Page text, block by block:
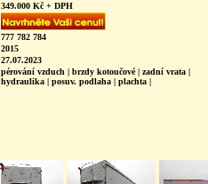
349.000 Kč + DPH
777 782 784
2015
27.07.2023
pérování vzduch | brzdy kotoučové | zadní vrata |
hydraulika | posuv. podlaha | plachta |